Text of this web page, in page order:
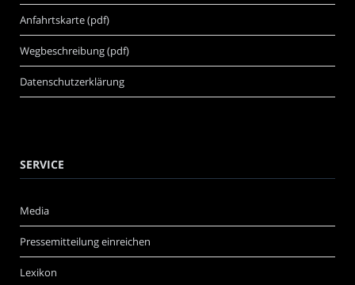
Anfahrtskarte (pdf)
Wegbeschreibung (pdf)
Datenschutzerklärung
SERVICE
Media
Pressemitteilung einreichen
Lexikon